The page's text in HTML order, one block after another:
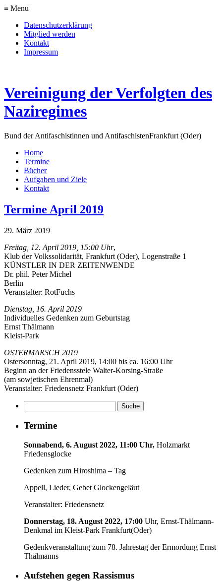
≡ Menu
Datenschutzerklärung
Mitglied werden
Kontakt
Impressum
Vereinigung der Verfolgten des
Naziregimes
Bund der Antifaschistinnen und AntifaschistenFrankfurt (Oder)
Home
Termine
Bücher
Aufgaben und Ziele
Kontakt
Termine April 2019
29. März 2019
Freitag, 12. April 2019, 15:00 Uhr,
Klub der Volkssolidarität, Frankfurt (Oder), Logenstraße 1
KÜNSTLER IN DER ZEITENWENDE
Dr. phil. Peter Michel
Berlin
Veranstalter: RotFuchs
Dienstag, 16. April 2019
Individuelles Gedenken zum Geburtstag
Ernst Thälmann
Kleist-Park
OSTERMARSCH 2019
Ostersonntag, 21. April 2019, 14:00 bis ca. 16:00 Uhr
Beginn an der Friedensstele Walter-Korsing-Straße
(am sowjetischen Ehrenmal)
Veranstalter: Friedensnetz Frankfurt (Oder)
Termine
Sonnabend, 6. August 2022, 11:00 Uhr, Holzmarkt
Friedensglocke
Gedenken zum Hiroshima – Tag
Appell, Lieder, Gebet Glockengeläut
Veranstalter: Friedensnetz
Donnerstag, 18. August 2022, 17:00 Uhr, Ernst-Thälmann-
Denkmal im Kleist-Park Frankfurt(Oder)
Gedenkveranstaltung zum 78. Jahrestag der Ermordung Ernst
Thälmanns
Aufstehen gegen Rassismus